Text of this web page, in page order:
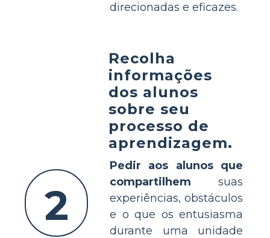
direcionadas e eficazes.
2
Recolha
informações
dos alunos
sobre seu
processo de
aprendizagem.
Pedir aos alunos que
compartilhem suas
experiências, obstáculos
e o que os entusiasma
durante uma unidade